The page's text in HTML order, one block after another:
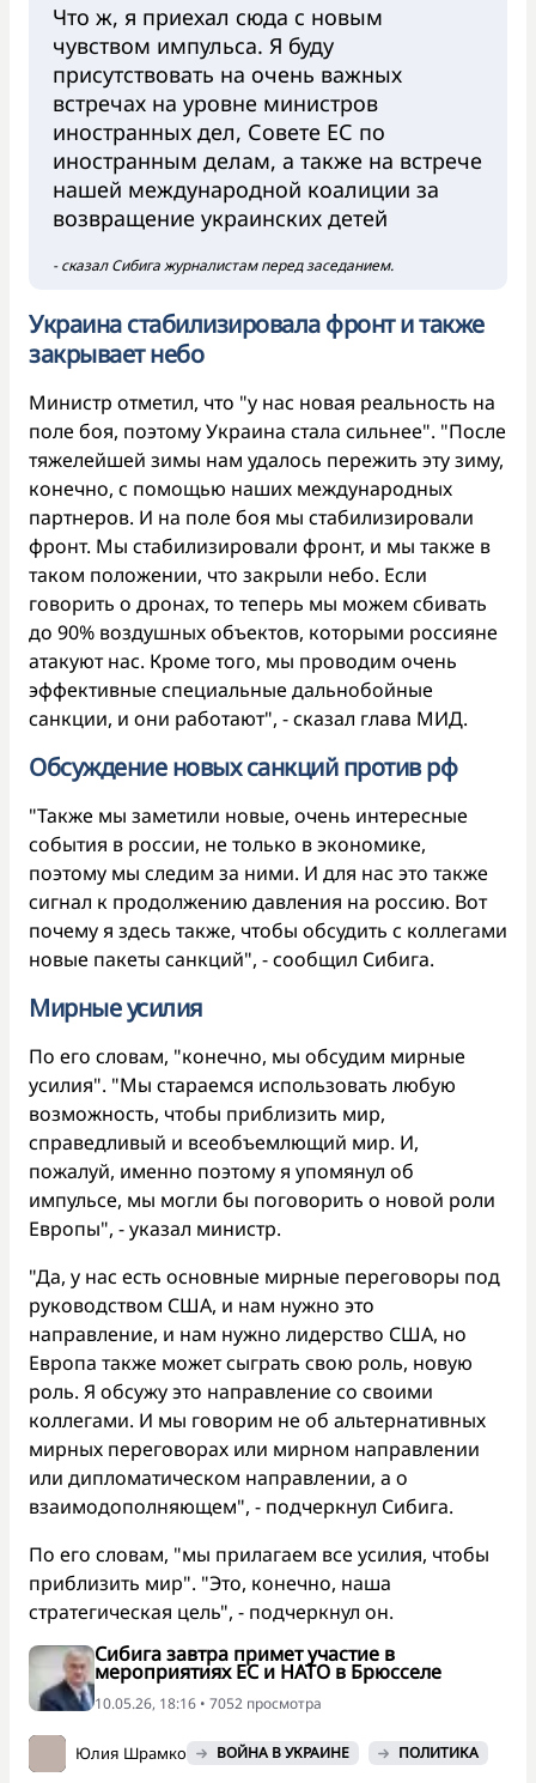
Что ж, я приехал сюда с новым
чувством импульса. Я буду
присутствовать на очень важных
встречах на уровне министров
иностранных дел, Совете ЕС по
иностранным делам, а также на встрече
нашей международной коалиции за
возвращение украинских детей
- сказал Сибига журналистам перед заседанием.
Украина стабилизировала фронт и также
закрывает небо
Министр отметил, что "у нас новая реальность на
поле боя, поэтому Украина стала сильнее". ​​"После
тяжелейшей зимы нам удалось пережить эту зиму,
конечно, с помощью наших международных
партнеров. И на поле боя мы стабилизировали
фронт. Мы стабилизировали фронт, и мы также в
таком положении, что закрыли небо. Если
говорить о дронах, то теперь мы можем сбивать
до 90% воздушных объектов, которыми россияне
атакуют нас. Кроме того, мы проводим очень
эффективные специальные дальнобойные
санкции, и они работают", - сказал глава МИД.
Обсуждение новых санкций против рф
"Также мы заметили новые, очень интересные
события в россии, не только в экономике,
поэтому мы следим за ними. И для нас это также
сигнал к продолжению давления на россию. Вот
почему я здесь также, чтобы обсудить с коллегами
новые пакеты санкций", - сообщил Сибига.
Мирные усилия
По его словам, "конечно, мы обсудим мирные
усилия". "Мы стараемся использовать любую
возможность, чтобы приблизить мир,
справедливый и всеобъемлющий мир. И,
пожалуй, именно поэтому я упомянул об
импульсе, мы могли бы поговорить о новой роли
Европы", - указал министр.
"Да, у нас есть основные мирные переговоры под
руководством США, и нам нужно это
направление, и нам нужно лидерство США, но
Европа также может сыграть свою роль, новую
роль. Я обсужу это направление со своими
коллегами. И мы говорим не об альтернативных
мирных переговорах или мирном направлении
или дипломатическом направлении, а о
взаимодополняющем", - подчеркнул Сибига.
По его словам, "мы прилагаем все усилия, чтобы
приблизить мир". "Это, конечно, наша
стратегическая цель", - подчеркнул он.
Сибига завтра примет участие в
мероприятиях ЕС и НАТО в Брюсселе
10.05.26, 18:16 • 7052 просмотра
Юлия Шрамко ВОЙНА В УКРАИНЕ ПОЛИТИКА